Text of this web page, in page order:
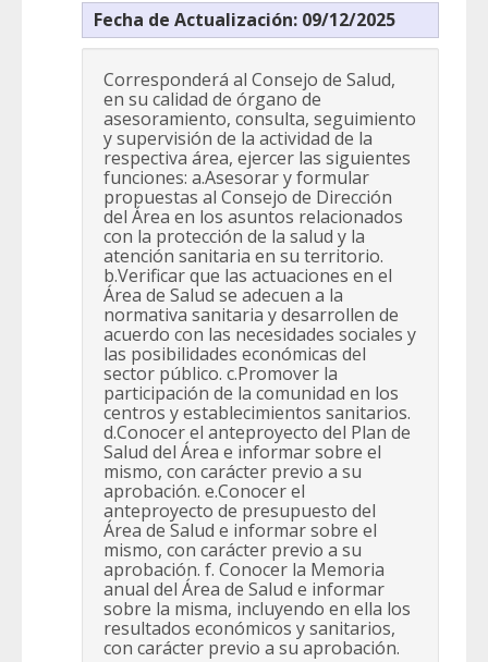
Fecha de Actualización: 09/12/2025
Corresponderá al Consejo de Salud,
en su calidad de órgano de
asesoramiento, consulta, seguimiento
y supervisión de la actividad de la
respectiva área, ejercer las siguientes
funciones: a.Asesorar y formular
propuestas al Consejo de Dirección
del Área en los asuntos relacionados
con la protección de la salud y la
atención sanitaria en su territorio.
b.Verificar que las actuaciones en el
Área de Salud se adecuen a la
normativa sanitaria y desarrollen de
acuerdo con las necesidades sociales y
las posibilidades económicas del
sector público. c.Promover la
participación de la comunidad en los
centros y establecimientos sanitarios.
d.Conocer el anteproyecto del Plan de
Salud del Área e informar sobre el
mismo, con carácter previo a su
aprobación. e.Conocer el
anteproyecto de presupuesto del
Área de Salud e informar sobre el
mismo, con carácter previo a su
aprobación. f. Conocer la Memoria
anual del Área de Salud e informar
sobre la misma, incluyendo en ella los
resultados económicos y sanitarios,
con carácter previo a su aprobación.